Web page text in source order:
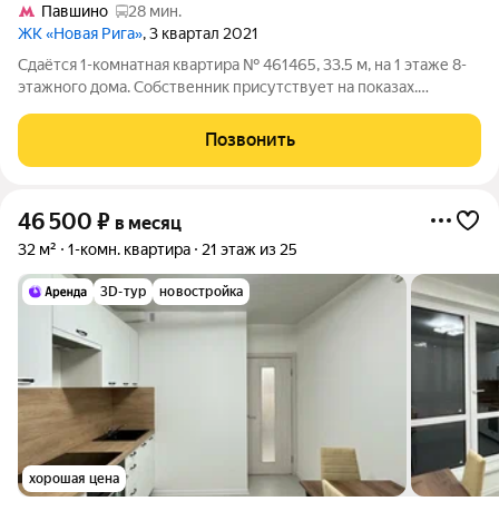
Павшино
28 мин.
ЖК «Новая Рига», 3 квартал 2021
Сдаётся 1-комнатная квартира № 461465, 33.5 м, на 1 этаже 8-
этажного дома. Собственник присутствует на показах.
оплачиваются отдельно. По условиям проживания: можно с
детьми, можно с питомцами. Срок
Позвонить
46 500 ₽ в месяц
32 м² 1-комн. квартира 21 этаж из 25
3D-тур новостройка
хорошая цена